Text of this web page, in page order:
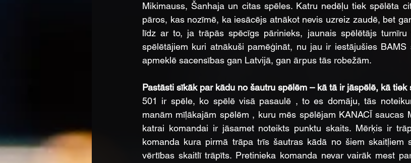
Mikimauss, Šanhaja un citas spēles. Katru nedēļu tiek spēlēta
pāros, kas nozīmē, ka iesācējs atnākot nevis uzreiz zaudē, bet
līdz ar to, ja trāpās spēcīgs pārinieks, jaunais spēlētājs
spēlētājiem kuri atnākuši pamēģināt, nu jau ir iestājušies
apmeklē sacensības gan Latvijā, gan ārpus tās robežām.
Pastāsti sīkāk par kādu no šautru spēlēm – kā tā ir jāspēlē, kā tiek
501 ir spēle, ko spēlē visā pasaulē , to es domāju, tās
manām mīļākajām spēlēm , kuru mēs spēlējam KANACĪ saucas
katrai komandai ir jāsamet noteikts punktu skaits. Mērķis ir
komanda kura pirmā trāpa trīs šautras kādā no šiem skaitļiem
vērtības skaitlī trāpīts. Pretinieka komanda nevar vairāk mest